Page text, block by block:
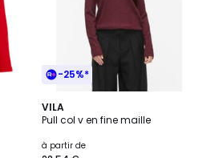
-25%*
VILA
Pull col v en fine maille
à partir de
4,3
/ 5
7
Couleurs